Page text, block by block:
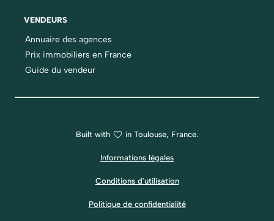
VENDEURS
Annuaire des agences
Prix immobiliers en France
Guide du vendeur
Built with in Toulouse, France.
Informations légales
Conditions d'utilisation
Politique de confidentialité